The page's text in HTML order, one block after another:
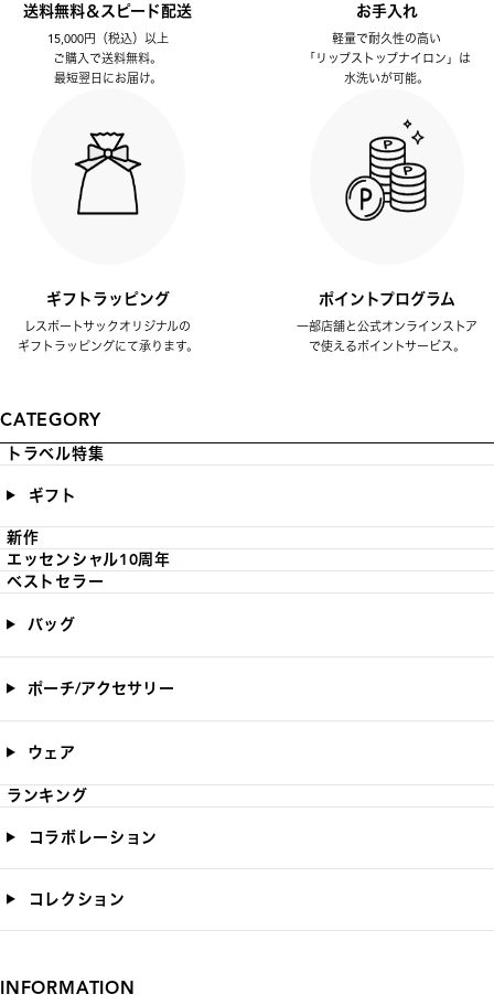
送料無料＆スピード配送
15,000円（税込）以上
ご購入で送料無料。
最短翌日にお届け。
お手入れ
軽量で耐久性の高い
「リップストップナイロン」は
水洗いが可能。
ギフトラッピング
レスポートサックオリジナルの
ギフトラッピングにて承ります。
ポイントプログラム
一部店舗と公式オンラインストア
で使えるポイントサービス。
CATEGORY
トラベル特集
ギフト
新作
エッセンシャル10周年
ベストセラー
バッグ
ポーチ/アクセサリー
ウェア
ランキング
コラボレーション
コレクション
INFORMATION